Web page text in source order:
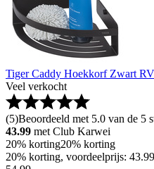
Tiger Caddy Hoekkorf Zwart
Veel verkocht
(5)Beoordeeld met 5.0 van de 5
43.99 met Club Karwei
20% korting20% korting
20% korting, voordeelprijs: